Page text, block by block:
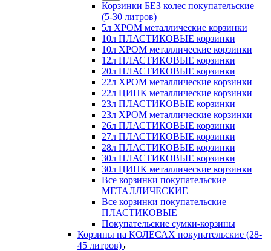
Корзинки БЕЗ колес покупательские
(5-30 литров)
5л ХРОМ металлические корзинки
10л ПЛАСТИКОВЫЕ корзинки
10л ХРОМ металлические корзинки
12л ПЛАСТИКОВЫЕ корзинки
20л ПЛАСТИКОВЫЕ корзинки
22л ХРОМ металлические корзинки
22л ЦИНК металлические корзинки
23л ПЛАСТИКОВЫЕ корзинки
23л ХРОМ металлические корзинки
26л ПЛАСТИКОВЫЕ корзинки
27л ПЛАСТИКОВЫЕ корзинки
28л ПЛАСТИКОВЫЕ корзинки
30л ПЛАСТИКОВЫЕ корзинки
30л ЦИНК металлические корзинки
Все корзинки покупательские
МЕТАЛЛИЧЕСКИЕ
Все корзинки покупательские
ПЛАСТИКОВЫЕ
Покупательские сумки-корзины
Корзины на КОЛЕСАХ покупательские (28-
45 литров)